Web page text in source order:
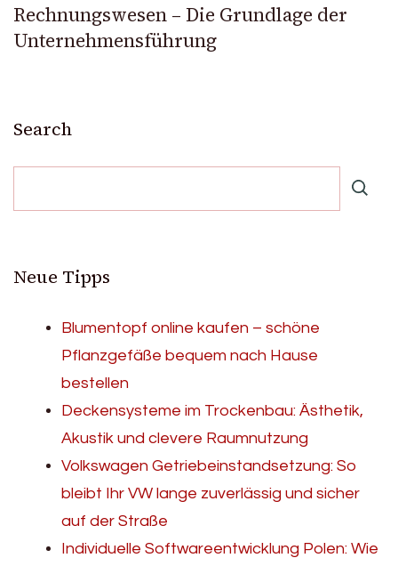
Rechnungswesen – Die Grundlage der
Unternehmensführung
Search
Neue Tipps
Blumentopf online kaufen – schöne
Pflanzgefäße bequem nach Hause
bestellen
Deckensysteme im Trockenbau: Ästhetik,
Akustik und clevere Raumnutzung
Volkswagen Getriebeinstandsetzung: So
bleibt Ihr VW lange zuverlässig und sicher
auf der Straße
Individuelle Softwareentwicklung Polen: Wie